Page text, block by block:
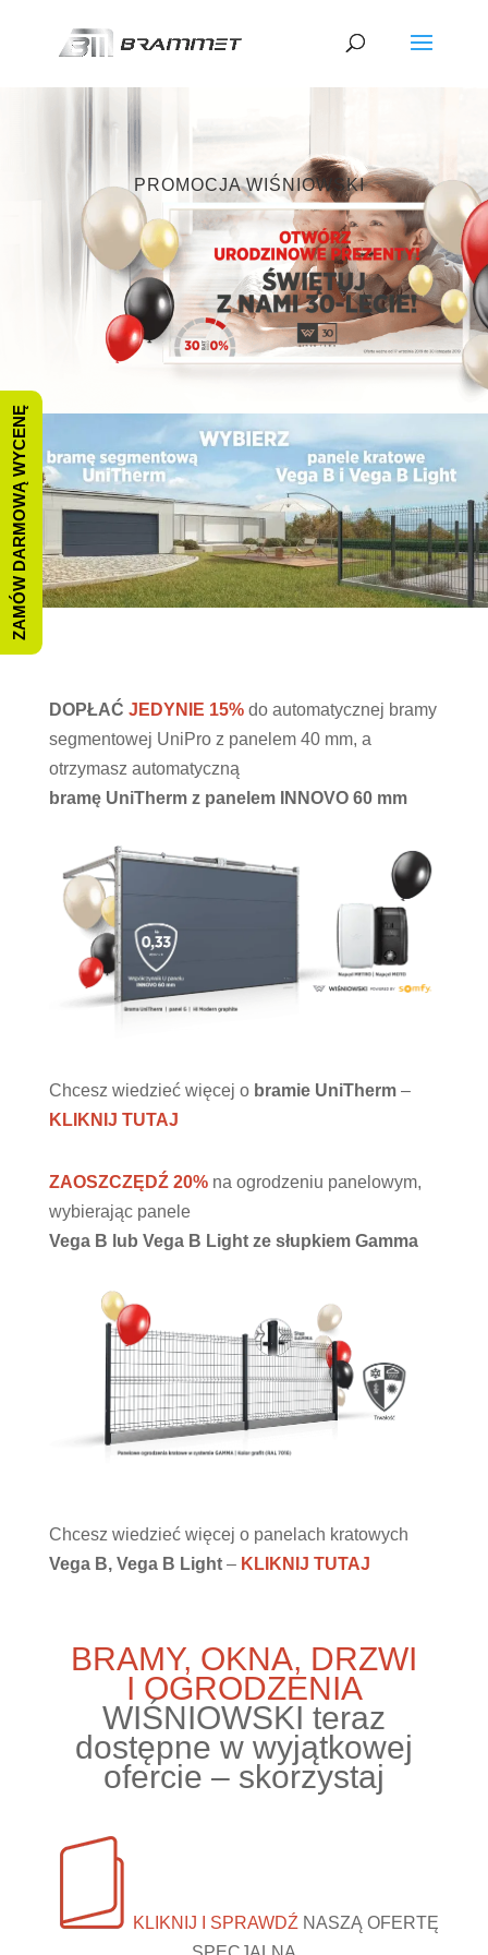
PROMOCJA WIŚNIOWSKI
DOPŁAĆ JEDYNIE 15%do automatycznej bramy
segmentowej UniPro z panelem 40 mm, a
otrzymasz automatyczną
bramę UniTherm z panelem INNOVO 60 mm
Chcesz wiedzieć więcej o bramie UniTherm–
KLIKNIJ TUTAJ
ZAOSZCZĘDŹ 20%na ogrodzeniu panelowym,
wybierając panele
Vega B lub Vega B Light ze słupkiem Gamma
Chcesz wiedzieć więcej o panelach kratowych
Vega B, Vega B Light– KLIKNIJ TUTAJ
BRAMY, OKNA, DRZWI
I OGRODZENIA
WIŚNIOWSKI teraz
dostępne w wyjątkowej
ofercie – skorzystaj
KLIKNIJ I SPRAWDŹ NASZĄ OFERTĘ
ZAMÓW DARMOWĄ WYCENĘ